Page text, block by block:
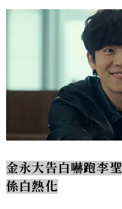
金永大告白嚇跑李
係白熱化